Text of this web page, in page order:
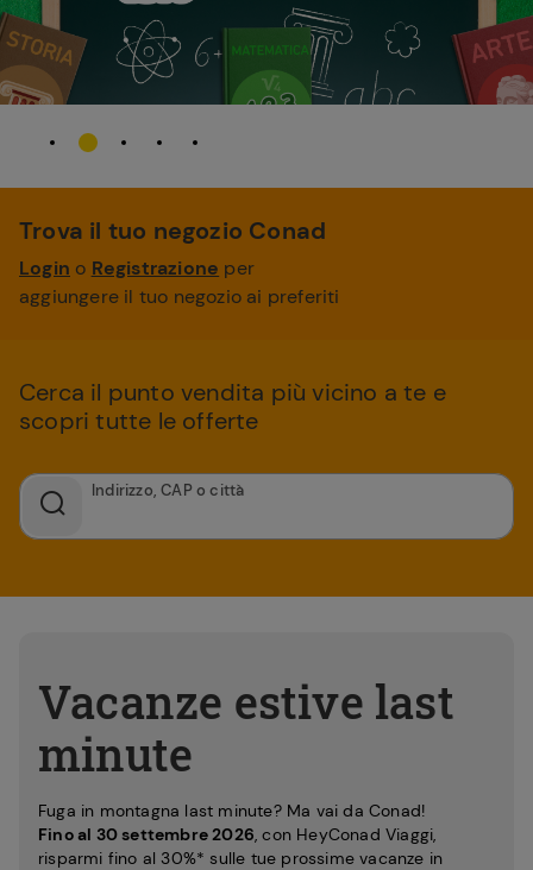
Trova il tuo negozio Conad
Login o Registrazione per
aggiungere il tuo negozio ai preferiti
Cerca il punto vendita più vicino a te e
scopri tutte le offerte
Indirizzo, CAP o città
Vacanze estive last
minute
Fuga in montagna last minute? Ma vai da Conad!
Fino al 30 settembre 2026, con HeyConad Viaggi,
risparmi fino al 30%* sulle tue prossime vacanze in